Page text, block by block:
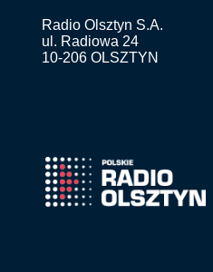
Radio Olsztyn S.A.
ul. Radiowa 24
10-206 OLSZTYN